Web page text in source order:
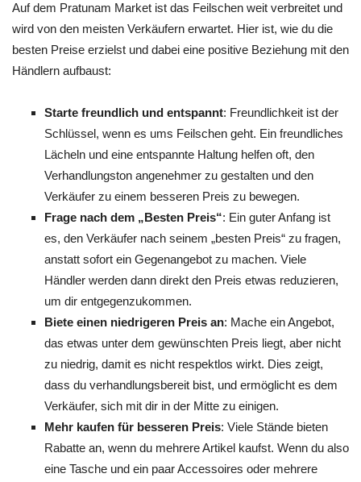
Auf dem Pratunam Market ist das Feilschen weit verbreitet und
wird von den meisten Verkäufern erwartet. Hier ist, wie du die
besten Preise erzielst und dabei eine positive Beziehung mit den
Händlern aufbaust:
Starte freundlich und entspannt: Freundlichkeit ist der
Schlüssel, wenn es ums Feilschen geht. Ein freundliches
Lächeln und eine entspannte Haltung helfen oft, den
Verhandlungston angenehmer zu gestalten und den
Verkäufer zu einem besseren Preis zu bewegen.
Frage nach dem „Besten Preis“: Ein guter Anfang ist
es, den Verkäufer nach seinem „besten Preis“ zu fragen,
anstatt sofort ein Gegenangebot zu machen. Viele
Händler werden dann direkt den Preis etwas reduzieren,
um dir entgegenzukommen.
Biete einen niedrigeren Preis an: Mache ein Angebot,
das etwas unter dem gewünschten Preis liegt, aber nicht
zu niedrig, damit es nicht respektlos wirkt. Dies zeigt,
dass du verhandlungsbereit bist, und ermöglicht es dem
Verkäufer, sich mit dir in der Mitte zu einigen.
Mehr kaufen für besseren Preis: Viele Stände bieten
Rabatte an, wenn du mehrere Artikel kaufst. Wenn du also
eine Tasche und ein paar Accessoires oder mehrere